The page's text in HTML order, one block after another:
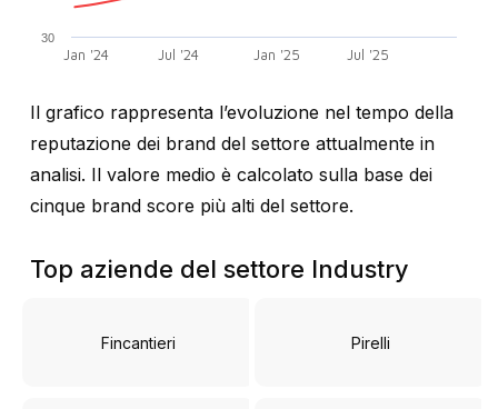
Jan '24 Jul '24 Jan '25 Jul '25
30
Il grafico rappresenta l’evoluzione nel tempo della
reputazione dei brand del settore attualmente in
analisi. Il valore medio è calcolato sulla base dei
cinque brand score più alti del settore.
Top aziende del settore Industry
Fincantieri Pirelli